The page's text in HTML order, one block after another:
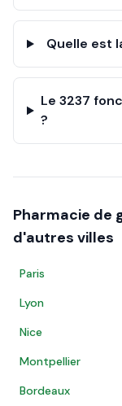
Quelle est
Le 3237
?
Pharmacie de
d'autres villes
Paris
Lyon
Nice
Montpellier
Bordeaux